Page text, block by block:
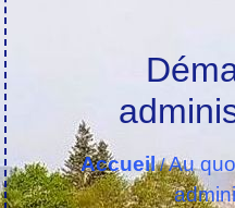
Accueil/Au